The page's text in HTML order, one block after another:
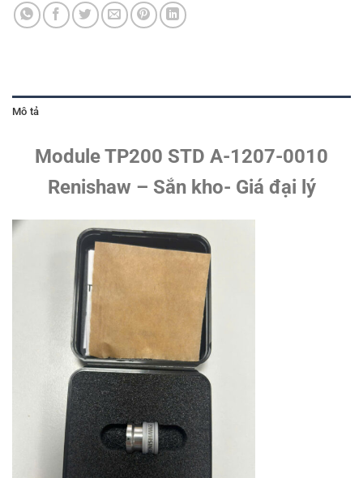
Mô tả
Module TP200 STD A-1207-0010
Renishaw – Sắn kho- Giá đại lý